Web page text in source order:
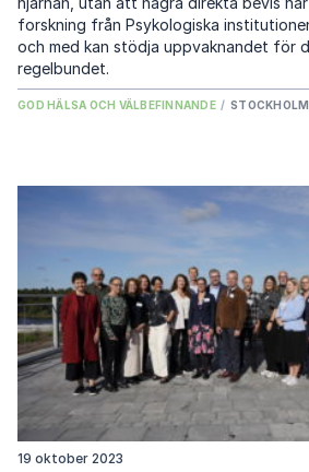
forskning från Psykologiska
och med kan stödja uppvaknandet för
regelbundet.
GOD HÄLSA OCH VÄLBEFINNANDE /
19 oktober 2023